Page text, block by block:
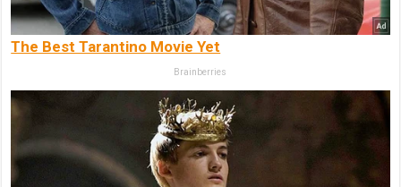
The Best Tarantino Movie Yet
Brainberries